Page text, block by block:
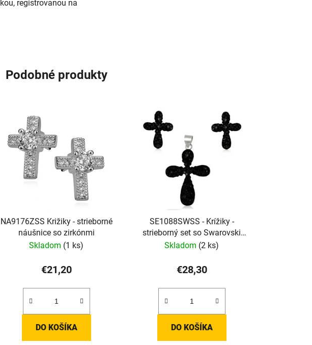
registrovanou na
Podobné produkty
NA9176ZSS Križiky - strieborné
náušnice so zirkónmi
Skladom (1 ks)
€21,20
DO KOŠÍKA
SE1088SWSS - Krížiky -
strieborný set so Swarovski
krištálmi
Skladom (2 ks)
€28,30
DO KOŠÍKA